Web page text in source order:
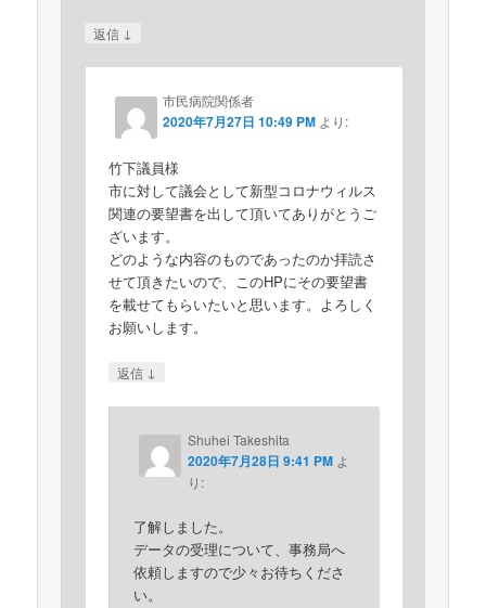
返信 ↓
市民病院関係者
2020年7月27日 10:49 PM より:
竹下議員様
市に対して議会として新型コロナウィルス
関連の要望書を出して頂いてありがとうご
ざいます。
どのような内容のものであったのか拝読さ
せて頂きたいので、このHPにその要望書
を載せてもらいたいと思います。よろしく
お願いします。
返信 ↓
Shuhei Takeshita
2020年7月28日 9:41 PM よ
り:
了解しました。
データの受理について、事務局へ
依頼しますので少々お待ちくださ
い。